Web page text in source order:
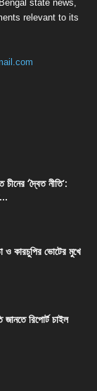
state news,
relevant to its
‘দ্বৈত নীতি’:
ও কারচুপির ভোটের মুখে
রিপোর্ট চাইল